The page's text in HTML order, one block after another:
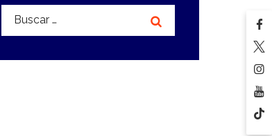
Buscar: